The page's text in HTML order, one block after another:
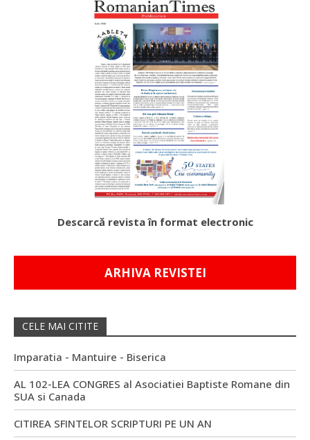
Descarcă revista în format electronic
ARHIVA REVISTEI
CELE MAI CITITE
Imparatia - Mantuire - Biserica
AL 102-LEA CONGRES al Asociatiei Baptiste Romane din
SUA si Canada
CITIREA SFINTELOR SCRIPTURI PE UN AN